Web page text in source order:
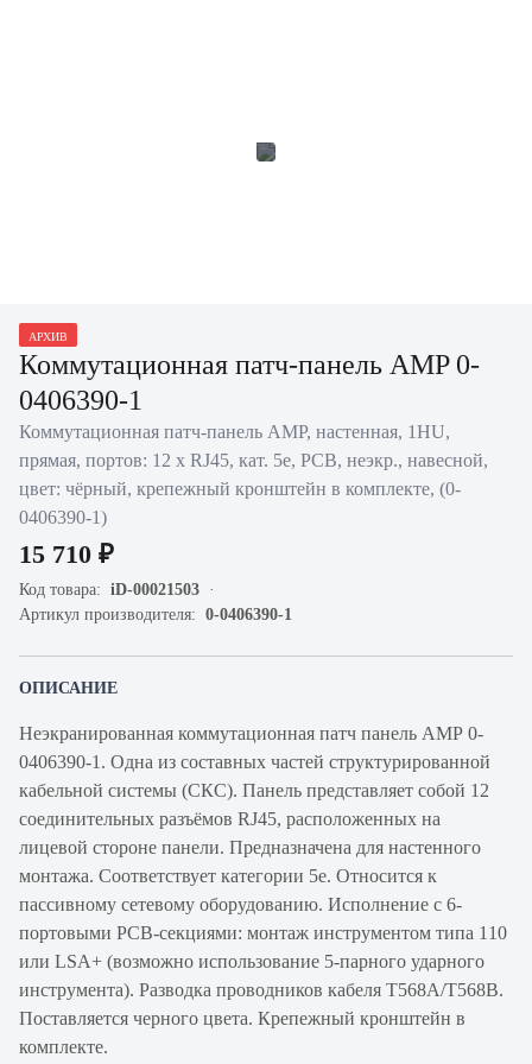
АРХИВ
Коммутационная патч-панель AMP 0-
0406390-1
Коммутационная патч-панель AMP, настенная, 1HU,
прямая, портов: 12 х RJ45, кат. 5е, PCB, неэкр., навесной,
цвет: чёрный, крепежный кронштейн в комплекте, (0-
0406390-1)
15 710 ₽
Код товара: iD-00021503
Артикул производителя: 0-0406390-1
ОПИСАНИЕ
Неэкранированная коммутационная патч панель АМР 0-
0406390-1. Одна из составных частей структурированной
кабельной системы (СКС). Панель представляет собой 12
соединительных разъёмов RJ45, расположенных на
лицевой стороне панели. Предназначена для настенного
монтажа. Соответствует категории 5e. Относится к
пассивному сетевому оборудованию. Исполнение с 6-
портовыми PCB-секциями: монтаж инструментом типа 110
или LSA+ (возможно использование 5-парного ударного
инструмента). Разводка проводников кабеля T568A/T568B.
Поставляется черного цвета. Крепежный кронштейн в
комплекте.